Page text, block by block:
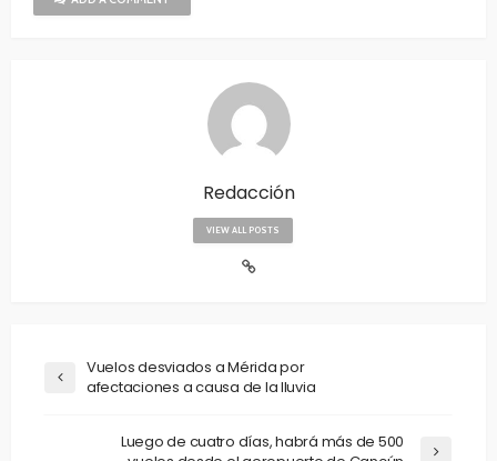
Redacción
VIEW ALL POSTS
Vuelos desviados a Mérida por
afectaciones a causa de la lluvia
Luego de cuatro días, habrá más de 500